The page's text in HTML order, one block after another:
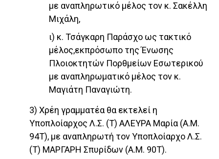
με αναπληρωτικό μέλος τον κ. Σακέλλη
Μιχάλη,
ι) κ. Τσάγκαρη Παράσχο ως τακτικό
μέλος,εκπρόσωπο της Ένωσης
Πλοιοκτητών Πορθμείων Εσωτερικού
με αναπληρωματικό μέλος τον κ.
Μαγιάτη Παναγιώτη.
3) Χρέη γραμματέα θα εκτελεί η
Υποπλοίαρχος Λ.Σ. (Τ) ΑΛΕΥΡΑ Μαρία (Α.Μ.
94Τ), με αναπληρωτή τον Υποπλοίαρχο Λ.Σ.
(Τ) ΜΑΡΓΑΡΗ Σπυρίδων (Α.Μ. 90Τ).